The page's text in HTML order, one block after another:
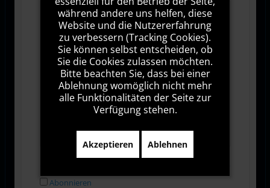
Abonnieren
während andere uns helfen, diese
Website und die Nutzererfahrung
zu verbessern (Tracking Cookies).
Sie können selbst entscheiden, ob
Sie die Cookies zulassen möchten.
Bitte beachten Sie, dass bei einer
Ablehnung womöglich nicht mehr
alle Funktionalitäten der Seite zur
Verfügung stehen.
Akzeptieren Ablehnen